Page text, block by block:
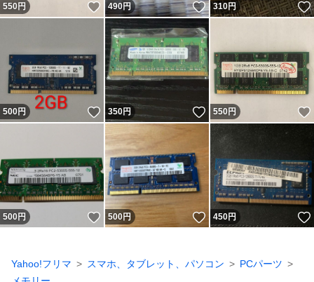
550円 いいね！
490円 いいね！
310円
500円 いいね！
350円 いいね！
550円
500円 いいね！
500円 いいね！
450円
Yahoo!フリマ スマホ、タブレット、パソコン
PCパーツ